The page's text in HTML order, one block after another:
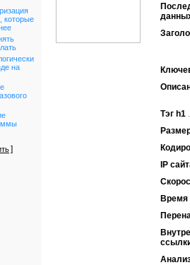
которые
на
]
Тэг h1
IP
Время